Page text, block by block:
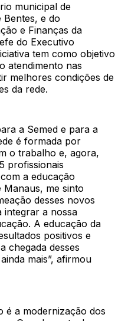
municipal de
e do
e Finanças da
do Executivo
tem como objetivo
atendimento nas
melhores condições de
da rede.
a Semed e para a
é formada por
o trabalho e, agora,
profissionais
a educação
Manaus, me sinto
desses novos
integrar a nossa
A educação da
positivos e
chegada desses
mais”, afirmou
é a modernização dos